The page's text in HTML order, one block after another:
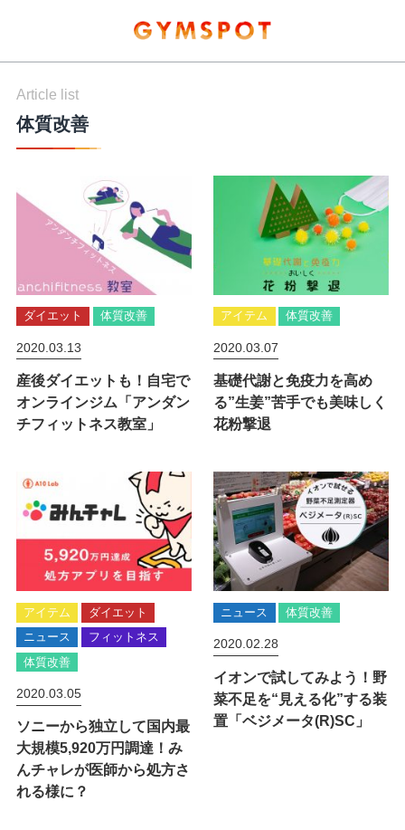
Article list
体質改善
ダイエット 体質改善
2020.03.13
産後ダイエットも！自宅で
オンラインジム「アンダン
チフィットネス教室」
アイテム 体質改善
2020.03.07
基礎代謝と免疫力を高め
る”生姜”苦手でも美味しく
花粉撃退
アイテム
ダイエット
ニュース
フィットネス
体質改善
2020.03.05
ソニーから独立して国内最
大規模5,920万円調達！み
んチャレが医師から処方さ
れる様に？
ニュース 体質改善
2020.02.28
イオンで試してみよう！野
菜不足を“見える化”する装
置「ベジメータ(R)SC」